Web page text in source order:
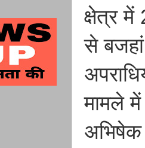
क्षेत्र
से बजहां
मामले
अभिषेक